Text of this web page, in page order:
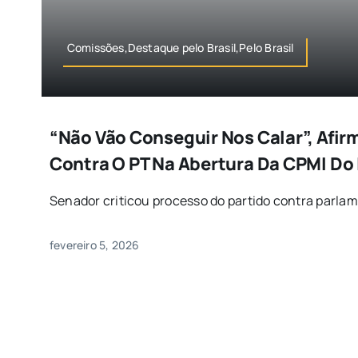
Comissões,Destaque pelo Brasil,Pelo Brasil
“Não Vão Conseguir Nos Calar”,
Contra O PT Na Abertura Da CPMI Do
Senador criticou processo do partido contra
fevereiro 5, 2026